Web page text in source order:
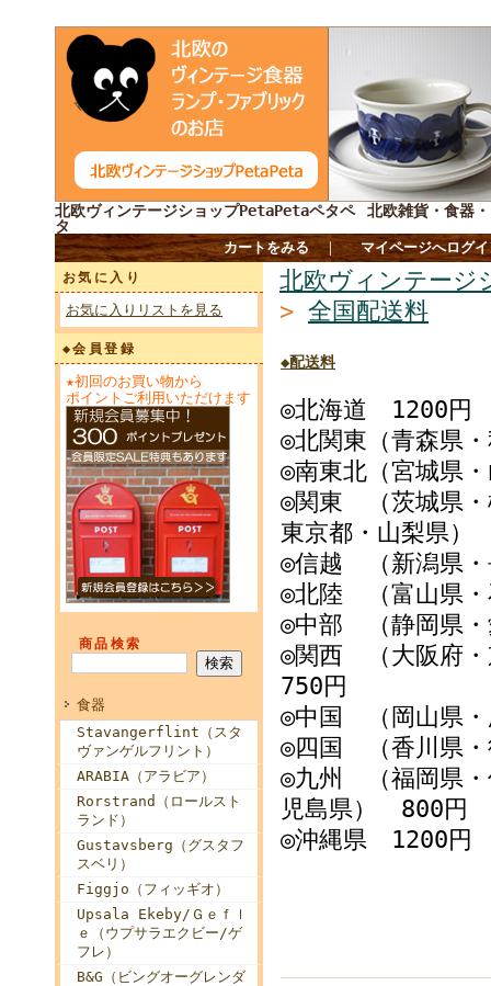
北欧ヴィンテージショップPetaPetaペタペ
タ
北欧雑貨・食器
カートをみる ｜ マイページへログ
お気に入り
お気に入りリストを見る
◆会員登録
★初回のお買い物から
ポイントご利用いただけます
商品検索
食器
Stavangerflint（スタ
ヴァンゲルフリント）
ARABIA（アラビア）
Rorstrand（ロールスト
ランド）
Gustavsberg（グスタフ
スベリ）
Figgjo（フィッギオ）
Upsala Ekeby/Ｇｅｆｌ
ｅ（ウプサラエクビー/ゲ
フレ）
B&G（ビングオーグレンダ
北欧ヴィンテージ
> 全国配送料
◆配送料
◎北海道 1200円
◎北関東（青森県
◎南東北（宮城県
◎関東 （茨城県・
東京都・山梨県
◎信越 （新潟県
◎北陸 （富山県
◎中部 （静岡県
◎関西 （大阪府・
750円
◎中国 （岡山県
◎四国 （香川県・
◎九州 （福岡県・
児島県） 800円
◎沖縄県 1200円